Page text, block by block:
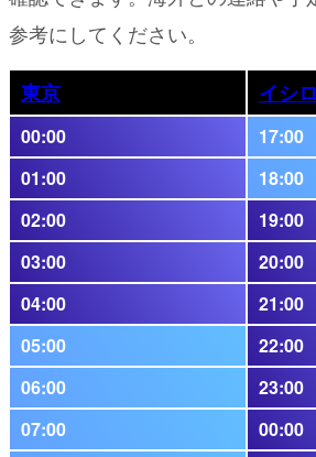
参考にしてください。
東京 イシロ
00:00 17:00
01:00 18:00
02:00 19:00
03:00 20:00
04:00 21:00
05:00 22:00
06:00 23:00
07:00
00:00